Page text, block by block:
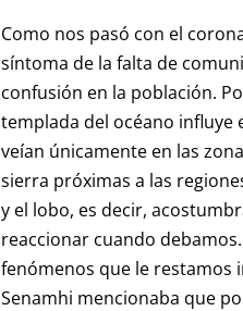
Como nos pasó con el
síntoma de la falta de
confusión en la población.
templada del océano influye
veían únicamente en las
sierra próximas a las
y el lobo, es decir,
reaccionar cuando
fenómenos que le restamos
Senamhi mencionaba que